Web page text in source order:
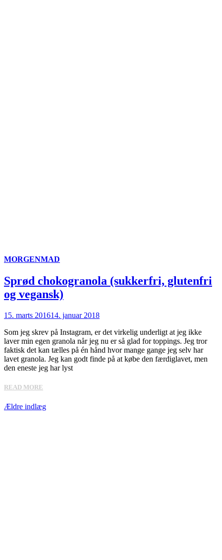
MORGENMAD
Sprød chokogranola (sukkerfri, glutenfri
og vegansk)
15. marts 201614. januar 2018
Som jeg skrev på Instagram, er det virkelig underligt at jeg ikke
laver min egen granola når jeg nu er så glad for toppings. Jeg tror
faktisk det kan tælles på én hånd hvor mange gange jeg selv har
lavet granola. Jeg kan godt finde på at købe den færdiglavet, men
den eneste jeg har lyst
READ MORE
Navigation
Ældre indlæg